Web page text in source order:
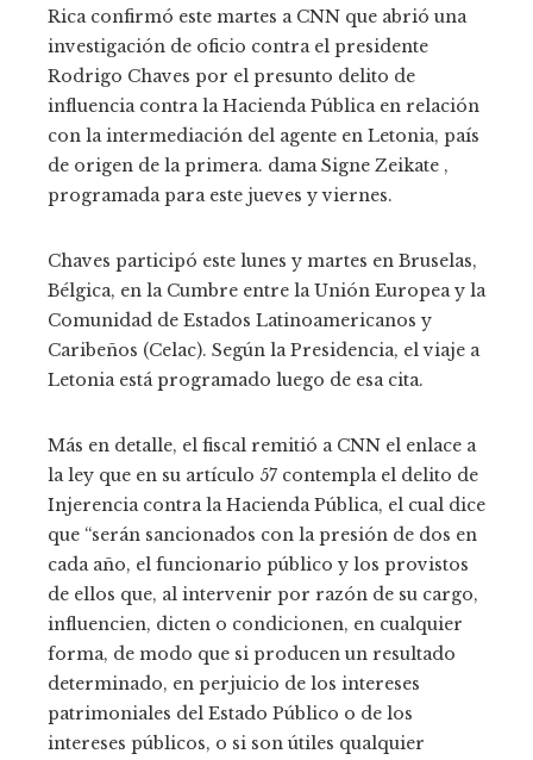
Rica confirmó este martes a CNN que abrió una
investigación de oficio contra el presidente
Rodrigo Chaves por el presunto delito de
influencia contra la Hacienda Pública en relación
con la intermediación del agente en Letonia, país
de origen de la primera. dama Signe Zeikate ,
programada para este jueves y viernes.
Chaves participó este lunes y martes en Bruselas,
Bélgica, en la Cumbre entre la Unión Europea y la
Comunidad de Estados Latinoamericanos y
Caribeños (Celac). Según la Presidencia, el viaje a
Letonia está programado luego de esa cita.
Más en detalle, el fiscal remitió a CNN el enlace a
la ley que en su artículo 57 contempla el delito de
Injerencia contra la Hacienda Pública, el cual dice
que “serán sancionados con la presión de dos en
cada año, el funcionario público y los provistos
de ellos que, al intervenir por razón de su cargo,
influencien, dicten o condicionen, en cualquier
forma, de modo que si producen un resultado
determinado, en perjuicio de los intereses
patrimoniales del Estado Público o de los
intereses públicos, o si son útiles qualquier